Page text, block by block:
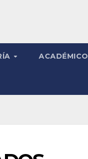
ACADÉMICO